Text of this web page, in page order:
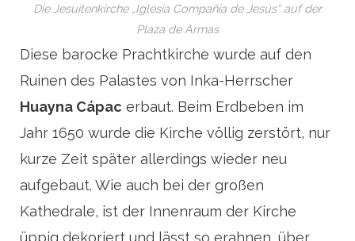
Die Jesuitenkirche „Iglesia Compañía de Jesús“ auf der
Plaza de Armas
Diese barocke Prachtkirche wurde auf den
Ruinen des Palastes von Inka-Herrscher
Huayna Cápac erbaut. Beim Erdbeben im
Jahr 1650 wurde die Kirche völlig zerstört, nur
kurze Zeit später allerdings wieder neu
aufgebaut. Wie auch bei der großen
Kathedrale, ist der Innenraum der Kirche
üppig dekoriert und lässt so erahnen, über